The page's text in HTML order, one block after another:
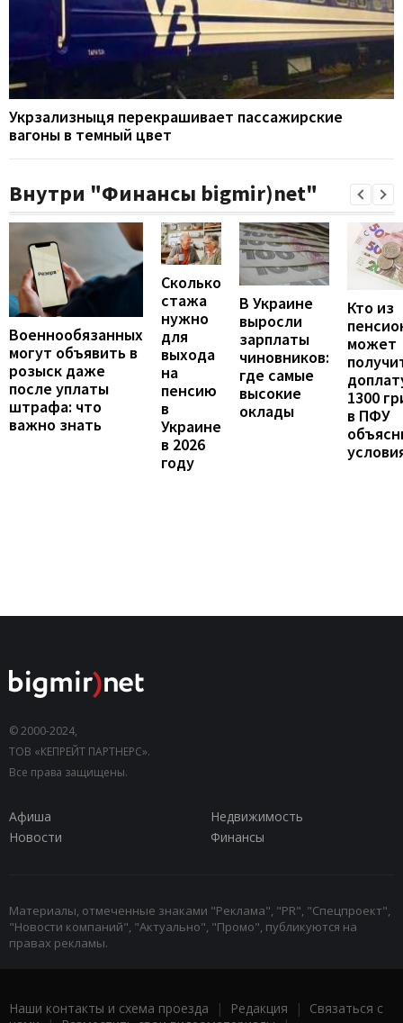
Укрзализныця перекрашивает пассажирские
вагоны в темный цвет
Внутри "Финансы bigmir)net"
Военнообязанных
могут объявить в
розыск даже
после уплаты
штрафа: что
важно знать
Сколько
стажа
нужно
для
выхода
на
пенсию
в
Украине
в 2026
году
В Украине
выросли
зарплаты
чиновников:
где самые
высокие
оклады
Кто из
может
1300
в ПФУ
© 2000-2024,
ТОВ «КЕПРЕЙТ ПАРТНЕРС».
Все права защищены.
Афиша
Недвижимость
Новости
Финансы
Материалы, отмеченные знаками "Реклама", "PR", "Спецпроект",
"Новости компаний", "Актуально", "Промо", публикуются на
правах рекламы.
Наши контакты и схема проезда | Редакция | Связаться с